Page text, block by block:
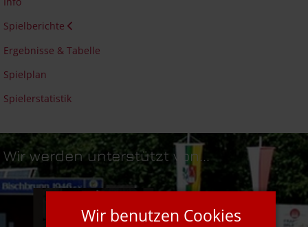
Spielberichte
Ergebnisse & Tabelle
Spielplan
Spielerstatistik
Wir werden unterstützt von...
Wir benutzen Cookies